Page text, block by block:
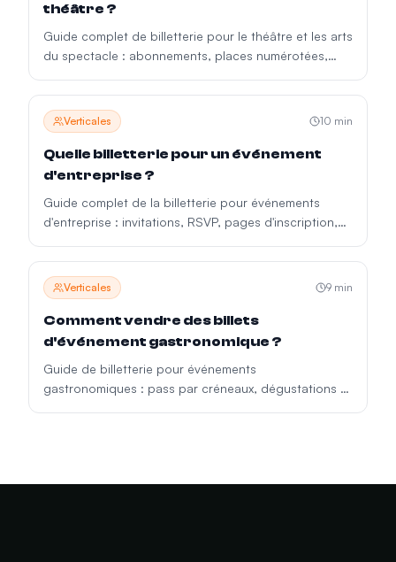
théâtre ?
Guide complet de billetterie pour le théâtre et les arts
du spectacle : abonnements, places numérotées,
Verticales 10 min
Quelle billetterie pour un événement
d'entreprise ?
Guide complet de la billetterie pour événements
d'entreprise : invitations, RSVP, pages d'inscription,
Verticales 9 min
Comment vendre des billets
d'événement gastronomique ?
Guide de billetterie pour événements
gastronomiques : pass par créneaux, dégustations à